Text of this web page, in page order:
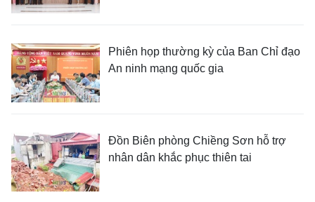
Phiên họp thường kỳ của Ban Chỉ đạo
An ninh mạng quốc gia
Đồn Biên phòng Chiềng Sơn hỗ trợ
nhân dân khắc phục thiên tai